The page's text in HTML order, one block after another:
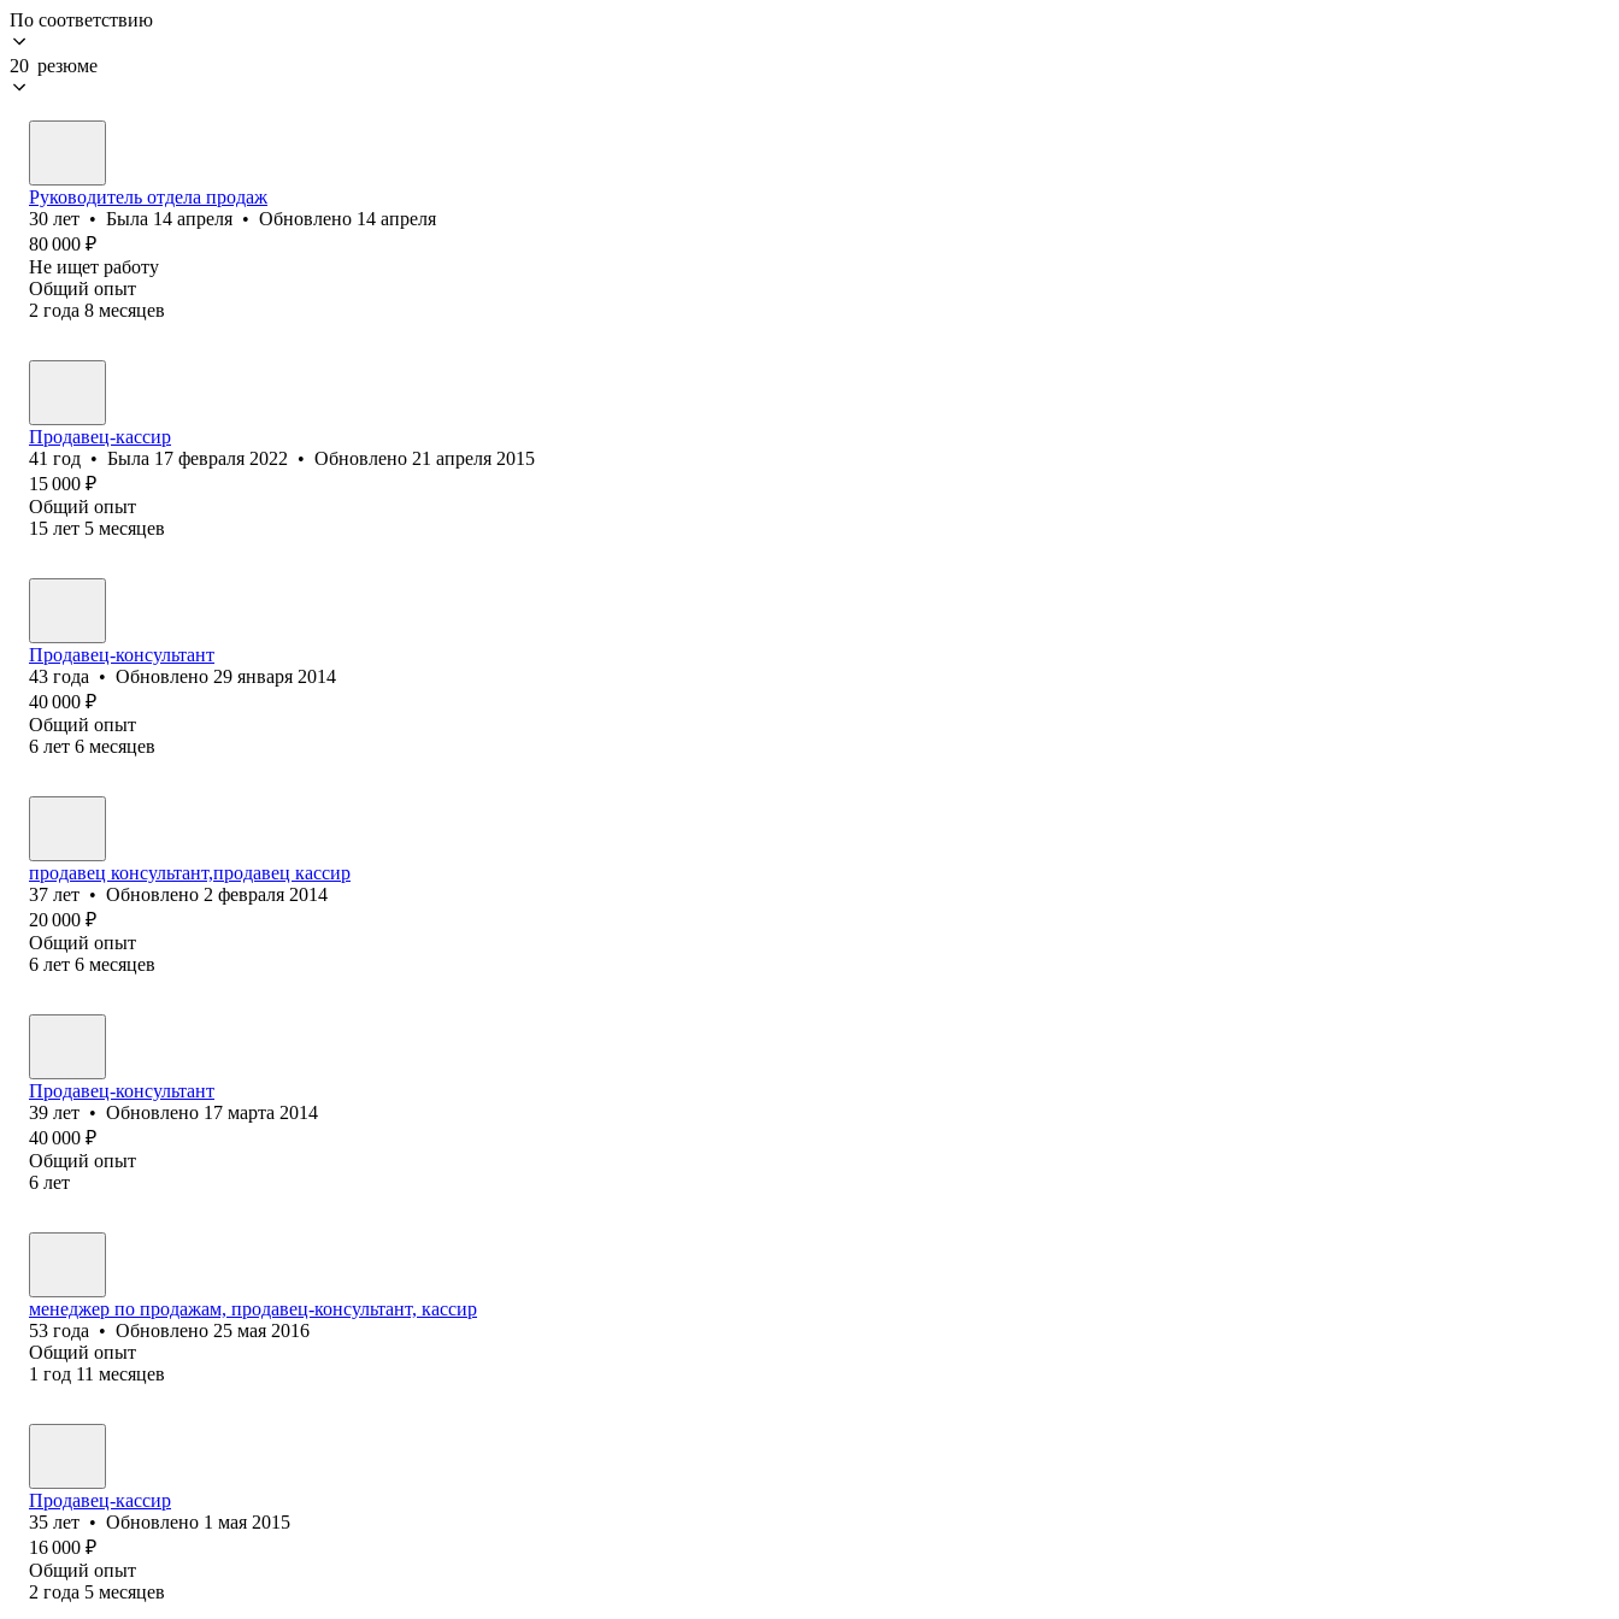
По соответствию
20 резюме
Руководитель отдела продаж
30 лет • Была 14 апреля • Обновлено 14 апреля
80 000 ₽
Не ищет работу
Общий опыт
2 года 8 месяцев
Продавец-кассир
41 год • Была 17 февраля 2022 • Обновлено 21 апреля 2015
15 000 ₽
Общий опыт
15 лет 5 месяцев
Продавец-консультант
43 года • Обновлено 29 января 2014
40 000 ₽
Общий опыт
6 лет 6 месяцев
продавец консультант,продавец кассир
37 лет • Обновлено 2 февраля 2014
20 000 ₽
Общий опыт
6 лет 6 месяцев
Продавец-консультант
39 лет • Обновлено 17 марта 2014
40 000 ₽
Общий опыт
6 лет
менеджер по продажам, продавец-консультант, кассир
53 года • Обновлено 25 мая 2016
Общий опыт
1 год 11 месяцев
Продавец-кассир
35 лет • Обновлено 1 мая 2015
16 000 ₽
Общий опыт
2 года 5 месяцев